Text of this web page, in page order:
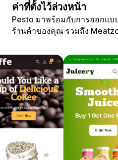
ค่าที่ตั้งไว้ล่วงหน้า
Pesto มาพร้อมกับการออกแบ
ร้านค้าของคุณ รวมถึง